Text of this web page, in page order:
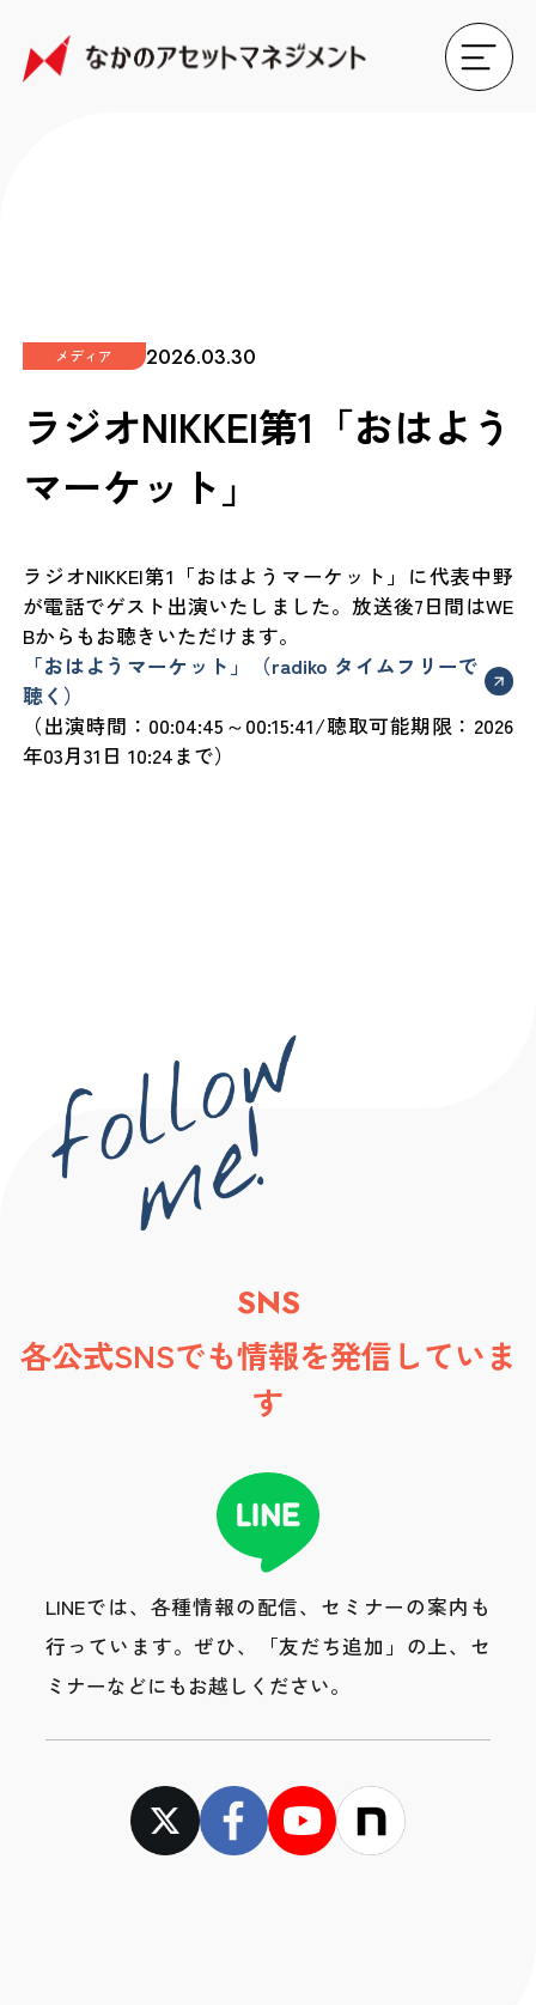
メディア 2026.03.30
ラジオNIKKEI第1「おはよう
マーケット」
ラジオNIKKEI第1「おはようマーケット」に代表中野
が電話でゲスト出演いたしました。放送後7日間はWE
Bからもお聴きいただけます。
「おはようマーケット」（radiko タイムフリーで
聴く）
（出演時間：00:04:45～00:15:41/聴取可能期限：2026
年03月31日 10:24まで）
SNS
各公式SNSでも情報を発信していま
す
LINEでは、各種情報の配信、セミナーの案内も
行っています。 ぜひ、「友だち追加」の上、セ
ミナーなどにもお越しください。